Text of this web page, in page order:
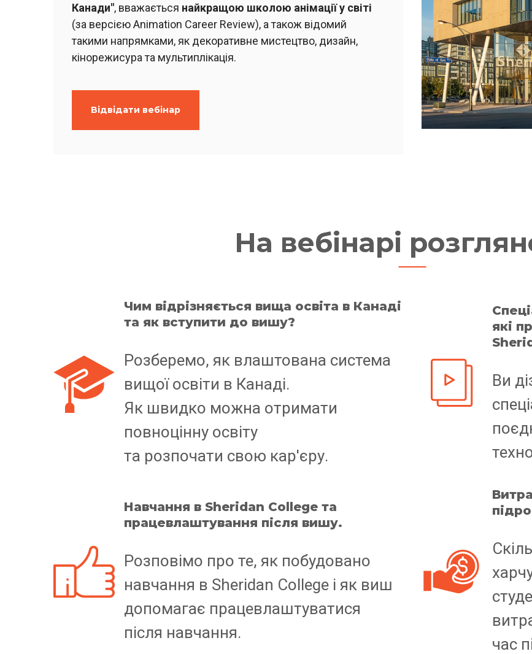
Канади", вважається найкращою школою анімації у світі
(за версією Animation Career Review), а також відомий
такими напрямками, як декоративне мистецтво, дизайн,
кінорежисура та мультиплікація.
Відвідати вебінар
На вебінарі
Чим відрізняється вища освіта в Канаді
та як вступити до вишу?
Розберемо, як влаштована система
вищої освіти в Канаді.
Як швидко можна отримати
повноцінну освіту
та розпочати свою кар'єру.
які
Ви
Навчання в Sheridan College та
працевлаштування після вишу.
Розповімо про те, як побудовано
навчання в Sheridan College і як виш
допомагає працевлаштуватися
після навчання.
час